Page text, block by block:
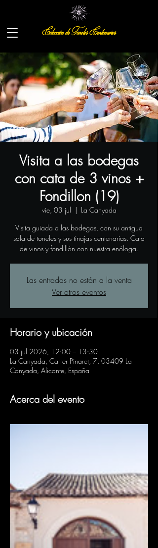
Colección de Toneles Centenarios
Visita a las bodegas
con cata de 3 vinos +
Fondillon (19)
vie, 03 jul
  |
La Canyada
Visita guiada a las bodegas, con su antigua
sala de toneles y sus tinajas centenarias. Cata
de vinos y fondillón con nuestra enóloga.
Las entradas no están a la venta
Ver otros eventos
Horario y ubicación
03 jul 2026, 12:00 – 13:30
La Canyada, Carrer Pinaret, 7, 03409 La
Canyada, Alicante, España
Acerca del evento